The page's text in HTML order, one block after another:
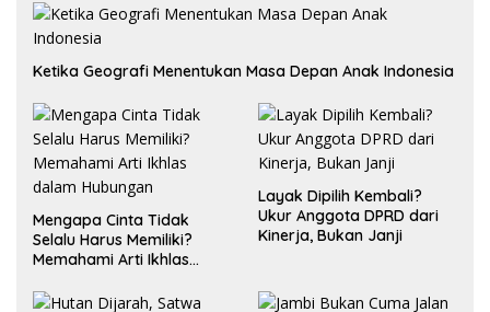
Ketika Geografi Menentukan Masa Depan Anak Indonesia
Mengapa Cinta Tidak
Selalu Harus Memiliki?
Memahami Arti Ikhlas
Layak Dipilih Kembali?
Ukur Anggota DPRD dari
Kinerja, Bukan Janji